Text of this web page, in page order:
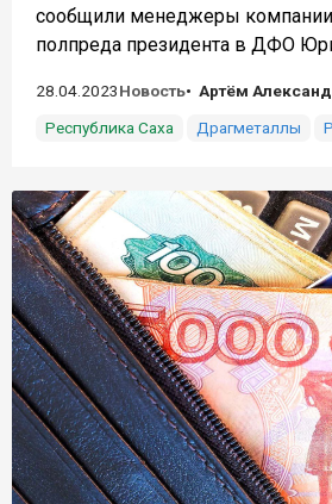
сообщили менеджеры компании
полпреда президента в ДФО
28.04.2023Новость
Артём
Республика Саха
Драгметаллы